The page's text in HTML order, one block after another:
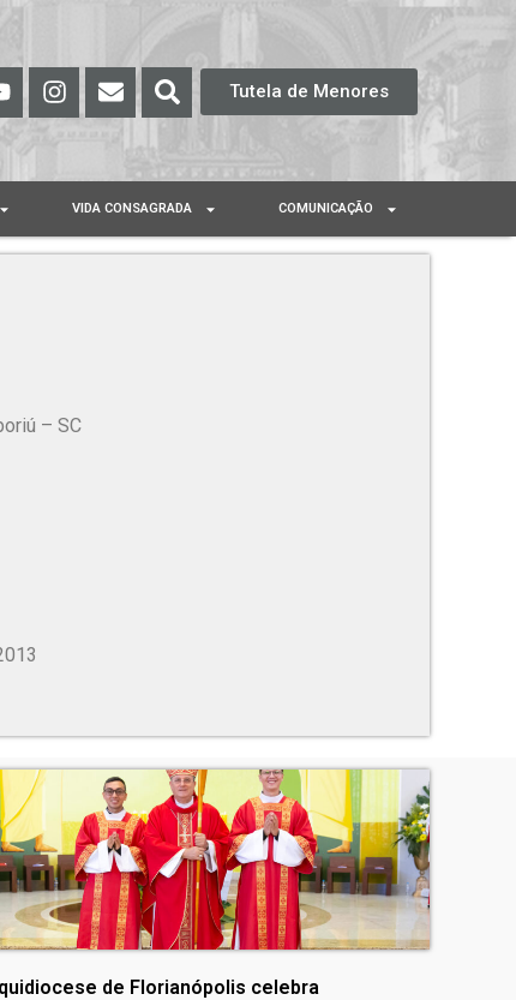
Tutela de Menores
VIDA CONSAGRADA COMUNICAÇÃO
– SC
de Florianópolis celebra